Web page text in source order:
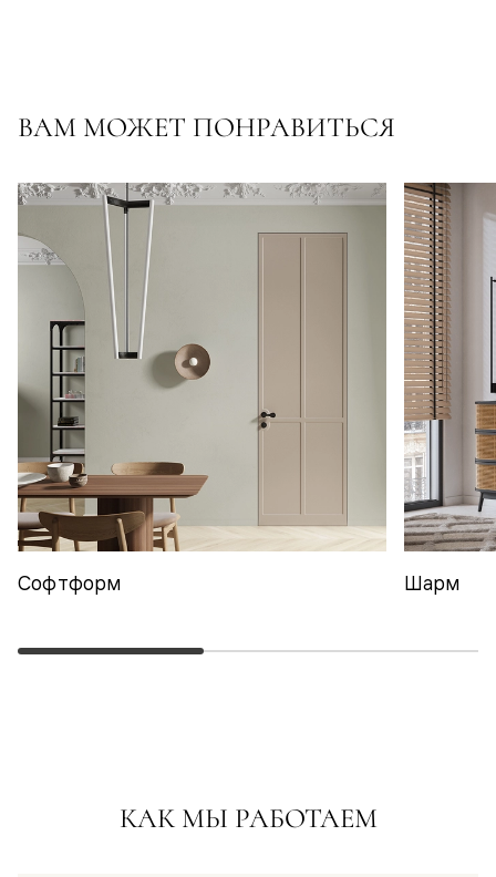
ВАМ МОЖЕТ ПОНРАВИТЬСЯ
Софтформ Шарм
КАК МЫ РАБОТАЕМ